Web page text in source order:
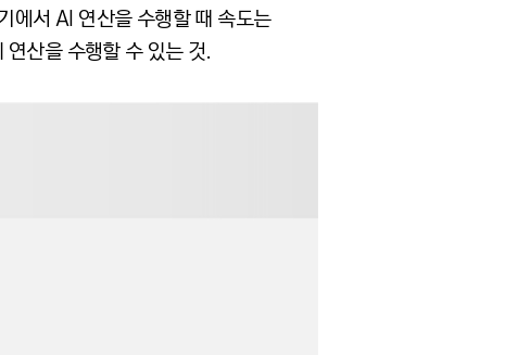
에서 AI 연산을 수행할 때 속도는
산을 수행할 수 있는 것.